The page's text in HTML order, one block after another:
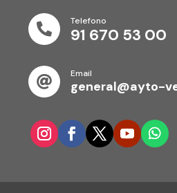

Telefono
91 670 53 00

Email
general@ayto-